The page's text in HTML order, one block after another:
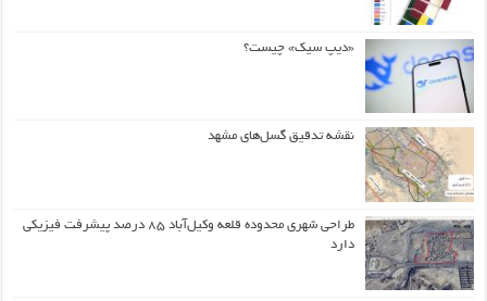
«دیپ سیک» چیست؟
نقشه تدقیق گسل‌های مشهد
طراحی شهری محدوده قلعه وکیل‌آباد ۸۵ درصد پیشرفت فیزیکی
دارد